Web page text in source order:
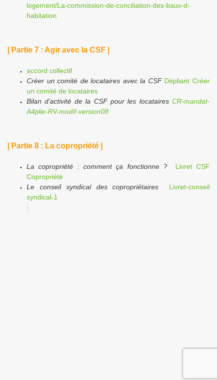
logement/La-commission-de-conciliation-des-baux-d-
habitation
| Partie 7 : Agir avec la CSF |
accord collectif
Créer un comité de locataires avec la CSF Dépliant Créer
un comité de locataires
Bilan d’activité de la CSF pour les locataires CR-mandat-
A4plie-RV-modif-version08
| Partie 8 : La copropriété
La copropriété : comment ça fonctionne ?
Livret CSF
Copropriété
Le conseil syndical des copropriétaires
Livret-conseil
syndical-1